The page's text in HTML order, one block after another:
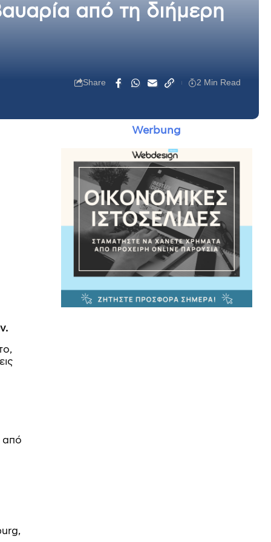
από τη διήμερη
Share 2 Min Read
από
Werbung